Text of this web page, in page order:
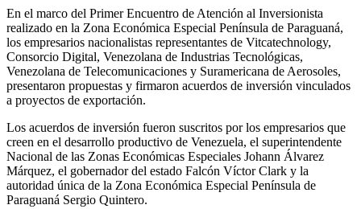
En el marco del Primer Encuentro de Atención al Inversionista
realizado en la Zona Económica Especial Península de Paraguaná,
los empresarios nacionalistas representantes de Vitcatechnology,
Consorcio Digital, Venezolana de Industrias Tecnológicas,
Venezolana de Telecomunicaciones y Suramericana de Aerosoles,
presentaron propuestas y firmaron acuerdos de inversión vinculados
a proyectos de exportación.
Los acuerdos de inversión fueron suscritos por los empresarios que
creen en el desarrollo productivo de Venezuela, el superintendente
Nacional de las Zonas Económicas Especiales Johann Álvarez
Márquez, el gobernador del estado Falcón Víctor Clark y la
autoridad única de la Zona Económica Especial Península de
Paraguaná Sergio Quintero.